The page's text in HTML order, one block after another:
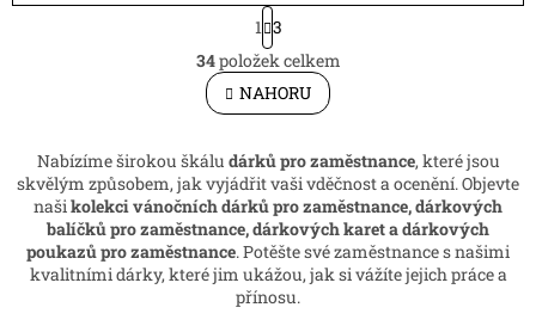
O
v
l
á
a
c
í
p
r
v
k
S
t
r
á
n
k
v
á
n
í
1 3
34položek celkem
NAHORU
Nabízíme širokou škálu dárků pro zaměstnance, které jsou
skvělým způsobem, jak vyjádřit vaši vděčnost a ocenění. Objevte
naši kolekci vánočních dárků pro zaměstnance, dárkových
balíčků pro zaměstnance, dárkových karet a dárkových
poukazů pro zaměstnance. Potěšte své zaměstnance s našimi
kvalitními dárky, které jim ukážou, jak si vážíte jejich práce a
přínosu.